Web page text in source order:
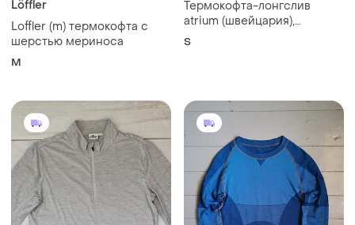
Löffler
Loffler (m) термокофта с
шерстью мериноса
M
Термокофта-лонгслив
atrium (швейцария),
мериносовая шерсть,
S